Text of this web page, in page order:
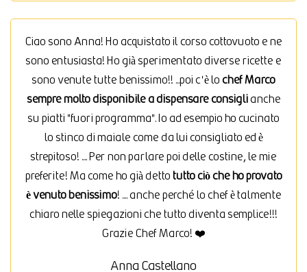
Ciao sono Anna! Ho acquistato il corso cottovuoto e ne
sono entusiasta! Ho già sperimentato diverse ricette e
sono venute tutte benissimo!! ...poi c'è lo chef Marco
sempre molto disponibile a dispensare consiglianche
su piatti "fuori programma". Io ad esempio ho cucinato
lo stinco di maiale come da lui consigliato ed è
strepitoso! .... Per non parlare poi delle costine, le mie
preferite! Ma come ho già detto tutto ciò che ho provato
è venuto benissimo! .... anche perché lo chef è talmente
chiaro nelle spiegazioni che tutto diventa semplice!!!
Grazie Chef Marco! ❤️
Anna Castellano